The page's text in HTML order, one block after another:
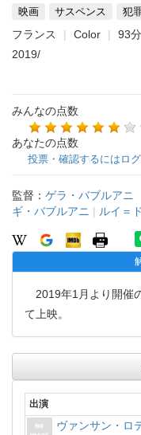
映画 サスペンス 犯
フランス Color
93分
2019/
みんなの点数
あなたの点数
投票・確認するにはロ
監督： ゲラ・バブルアニ
ギ・バブルアニ | ルイ＝
2019年1月より開催
て上映。
出演
ヴァンサン・ロ